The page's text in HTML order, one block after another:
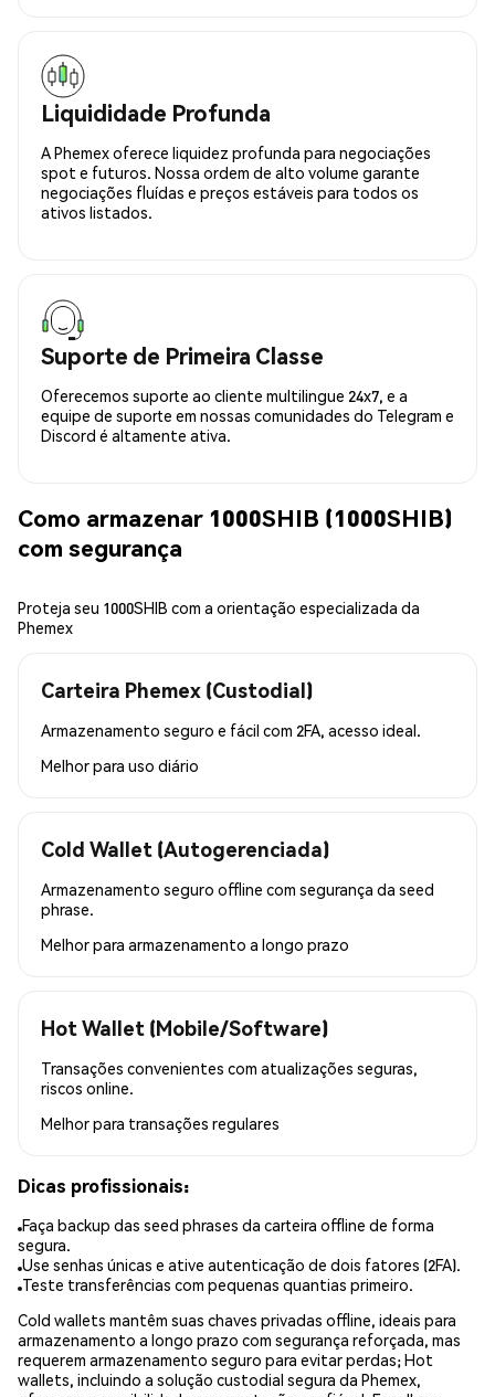
Liquididade Profunda
A Phemex oferece liquidez profunda para negociações
spot e futuros. Nossa ordem de alto volume garante
negociações fluídas e preços estáveis para todos os
ativos listados.
Suporte de Primeira Classe
Oferecemos suporte ao cliente multilingue 24x7, e a
equipe de suporte em nossas comunidades do Telegram e
Discord é altamente ativa.
Como armazenar 1000SHIB (1000SHIB)
com segurança
Proteja seu 1000SHIB com a orientação especializada da
Phemex
Carteira Phemex (Custodial)
Armazenamento seguro e fácil com 2FA, acesso ideal.
Melhor para uso diário
Cold Wallet (Autogerenciada)
Armazenamento seguro offline com segurança da seed
phrase.
Melhor para armazenamento a longo prazo
Hot Wallet (Mobile/Software)
Transações convenientes com atualizações seguras,
riscos online.
Melhor para transações regulares
Dicas profissionais:
Faça backup das seed phrases da carteira offline de forma
segura.
Use senhas únicas e ative autenticação de dois fatores (2FA).
Teste transferências com pequenas quantias primeiro.
Cold wallets mantêm suas chaves privadas offline, ideais para
armazenamento a longo prazo com segurança reforçada, mas
requerem armazenamento seguro para evitar perdas; Hot
wallets, incluindo a solução custodial segura da Phemex,